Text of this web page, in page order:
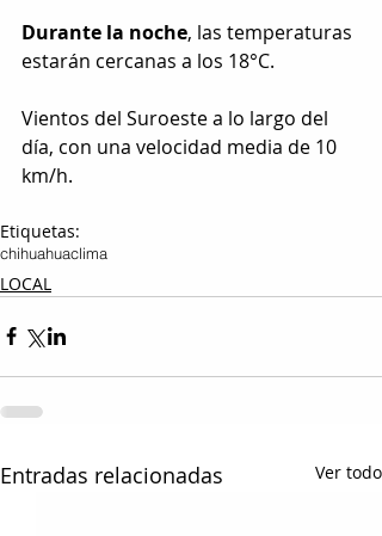
Durante la noche, las temperaturas
estarán cercanas a los 18°C.
Vientos del Suroeste a lo largo del
día, con una velocidad media de 10
km/h.
Etiquetas:
chihuahuaclima
LOCAL
Entradas relacionadas Ver todo